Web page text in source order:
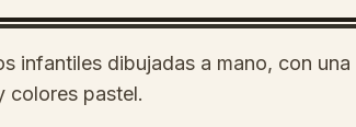
infantiles dibujadas a mano, con una
colores pastel.